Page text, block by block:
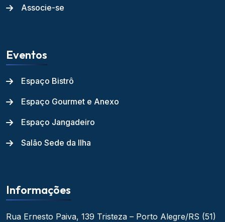
Associe-se
Eventos
Espaço Bistrô
Espaço Gourmet e Anexo
Espaço Jangadeiro
Salão Sede da Ilha
Informações
Rua Ernesto Paiva, 139 Tristeza – Porto Alegre/RS (51)